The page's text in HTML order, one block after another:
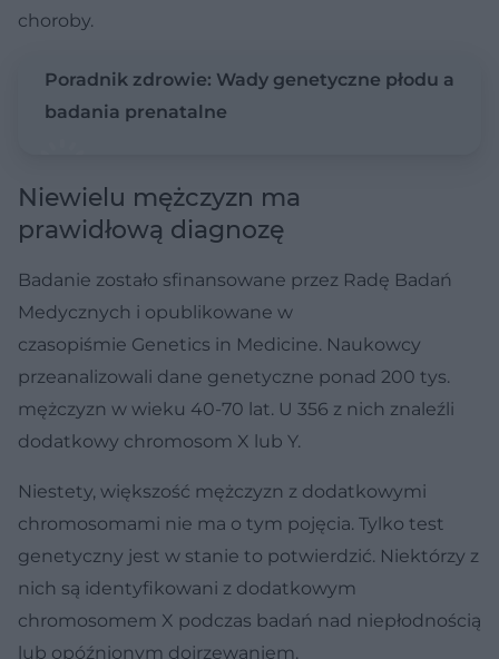
choroby.
Poradnik zdrowie: Wady genetyczne płodu a
badania prenatalne
Niewielu mężczyzn ma
prawidłową diagnozę
Badanie zostało sfinansowane przez Radę Badań
Medycznych i opublikowane w
czasopiśmie Genetics in Medicine. Naukowcy
przeanalizowali dane genetyczne ponad 200 tys.
mężczyzn w wieku 40-70 lat. U 356 z nich znaleźli
dodatkowy chromosom X lub Y.
Niestety, większość mężczyzn z dodatkowymi
chromosomami nie ma o tym pojęcia. Tylko test
genetyczny jest w stanie to potwierdzić. Niektórzy z
nich są identyfikowani z dodatkowym
chromosomem X podczas badań nad niepłodnością
lub opóźnionym dojrzewaniem.